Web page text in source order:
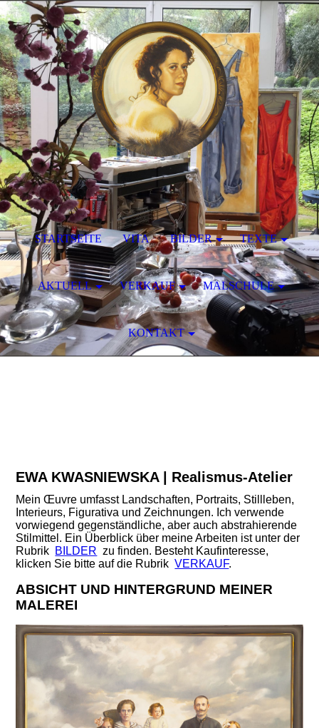
EWA KWASNIEWSKA | Realismus-Atelier
Mein Œuvre umfasst Landschaften, Portraits, Stillleben,
Interieurs, Figurativa und Zeichnungen. Ich verwende
vorwiegend gegenständliche, aber auch abstrahierende
Stilmittel. Ein Überblick über meine Arbeiten ist unter der
Rubrik BILDER zu finden. Besteht Kaufinteresse,
klicken Sie bitte auf die RubrikVERKAUF.
ABSICHT UND HINTERGRUND MEINER
MALEREI
STARTSEITE VITA BILDER TEXTE
AKTUELL VERKAUF MALSCHULE
KONTAKT